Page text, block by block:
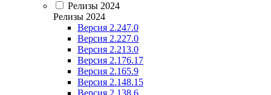
Релизы 2024
Релизы 2024
Версия 2.247.0
Версия 2.227.0
Версия 2.213.0
Версия 2.176.17
Версия 2.165.9
Версия 2.148.15